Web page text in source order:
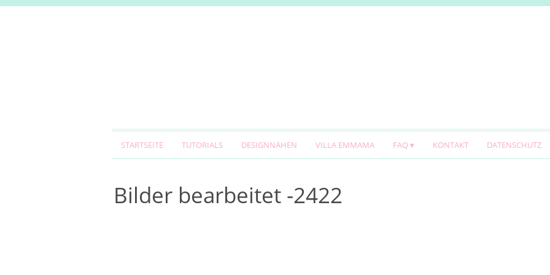
STARTSEITE TUTORIALS DESIGNNÄHEN VILLA EMMAMA FAQ KONTAKT DATENSCHUTZ
Bilder bearbeitet -2422